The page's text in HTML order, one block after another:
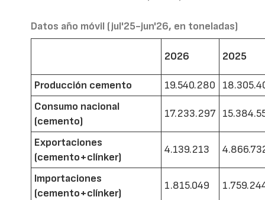
Datos año móvil (jul'25-jun'26, en toneladas)
2026 2025
Producción cemento 19.540.280
Consumo nacional
(cemento)
17.233.297
Exportaciones
(cemento+clínker)
4.139.213
Importaciones
(cemento+clínker)
1.815.049